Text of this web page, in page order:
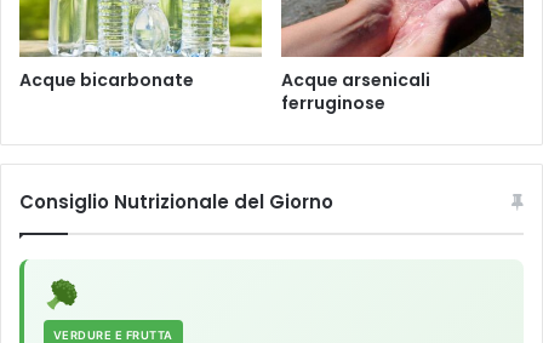
i
r
a
n
Acque bicarbonate
Acque arsenicali
ferruginose
Consiglio Nutrizionale del Giorno
VERDURE E FRUTTA